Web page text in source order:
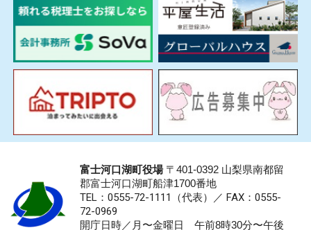
富士河口湖町役場〒401-0392 山梨県南都留
郡富士河口湖町船津1700番地
TEL：0555-72-1111 （代表）／ FAX：0555-
72-0969
開庁日時／月〜金曜日 午前8時30分〜午後